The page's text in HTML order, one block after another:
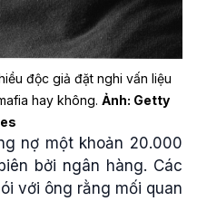
độc giả đặt nghi vấn liệu
hay không. Ảnh: Getty
nợ một khoản 20.000
bởi ngân hàng. Các
với ông rằng mối quan